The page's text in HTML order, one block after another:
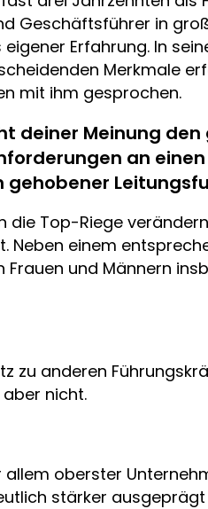
Geschäftsführer in
Erfahrung. In
Merkmale
mit ihm gesprochen.
deiner Meinung
an
gehobener
die Top-Riege
Neben einem
und Männern
zu anderen
nicht.
oberster
stärker